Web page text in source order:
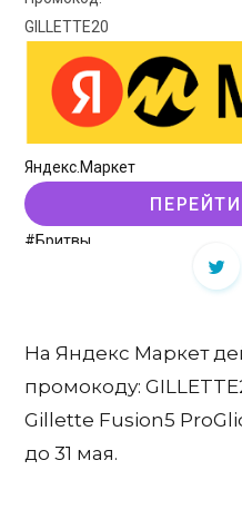
GILLETTE20
Яндекс.Маркет
#Бритвы
На Яндекс Маркет
промокоду:
Gillette Fusion5
до 31 мая.